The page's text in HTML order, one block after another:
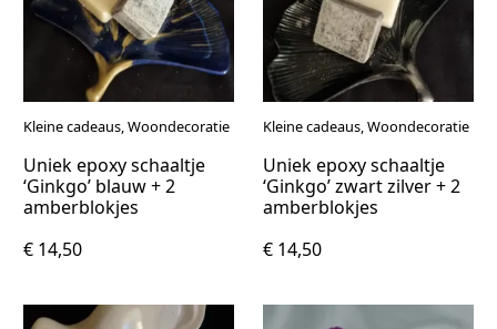
Kleine cadeaus, Woondecoratie
Uniek epoxy schaaltje
‘Ginkgo’ blauw + 2
amberblokjes
€ 14,50
Kleine cadeaus, Woondecoratie
Uniek epoxy schaaltje
‘Ginkgo’ zwart zilver + 2
amberblokjes
€ 14,50